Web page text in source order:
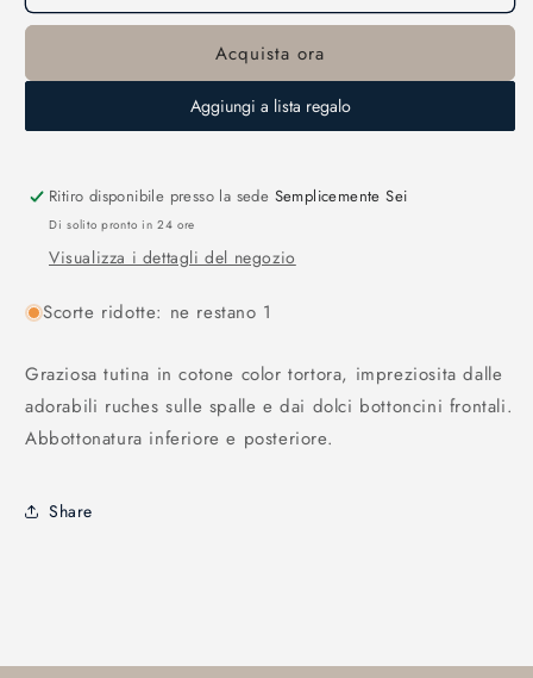
Acquista ora
Aggiungi a lista regalo
Ritiro disponibile presso la sede Semplicemente Sei
Di solito pronto in 24 ore
Visualizza i dettagli del negozio
Scorte ridotte: ne restano 1
Graziosa tutina in cotone color tortora, impreziosita dalle
adorabili ruches sulle spalle e dai dolci bottoncini frontali.
Abbottonatura inferiore e posteriore.
Share